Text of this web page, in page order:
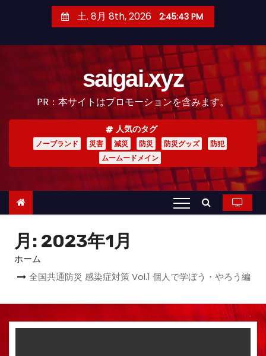
土. 8月 8th, 2026 2:45:45 PM
saigai.xyz
PR：本サイトはプロモーションを含みます。
人気のタグ
ノーブランド 災害 減災 防災 防災グッズ
防犯
ムームードメイン
月: 2023年1月
ホーム
全国共通防災 感染症対策 Vol.1 個人で学ぼう・やろう編